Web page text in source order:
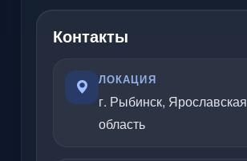
Контакты
ЛОКАЦИЯ
г. Рыбинск, Ярославская
область